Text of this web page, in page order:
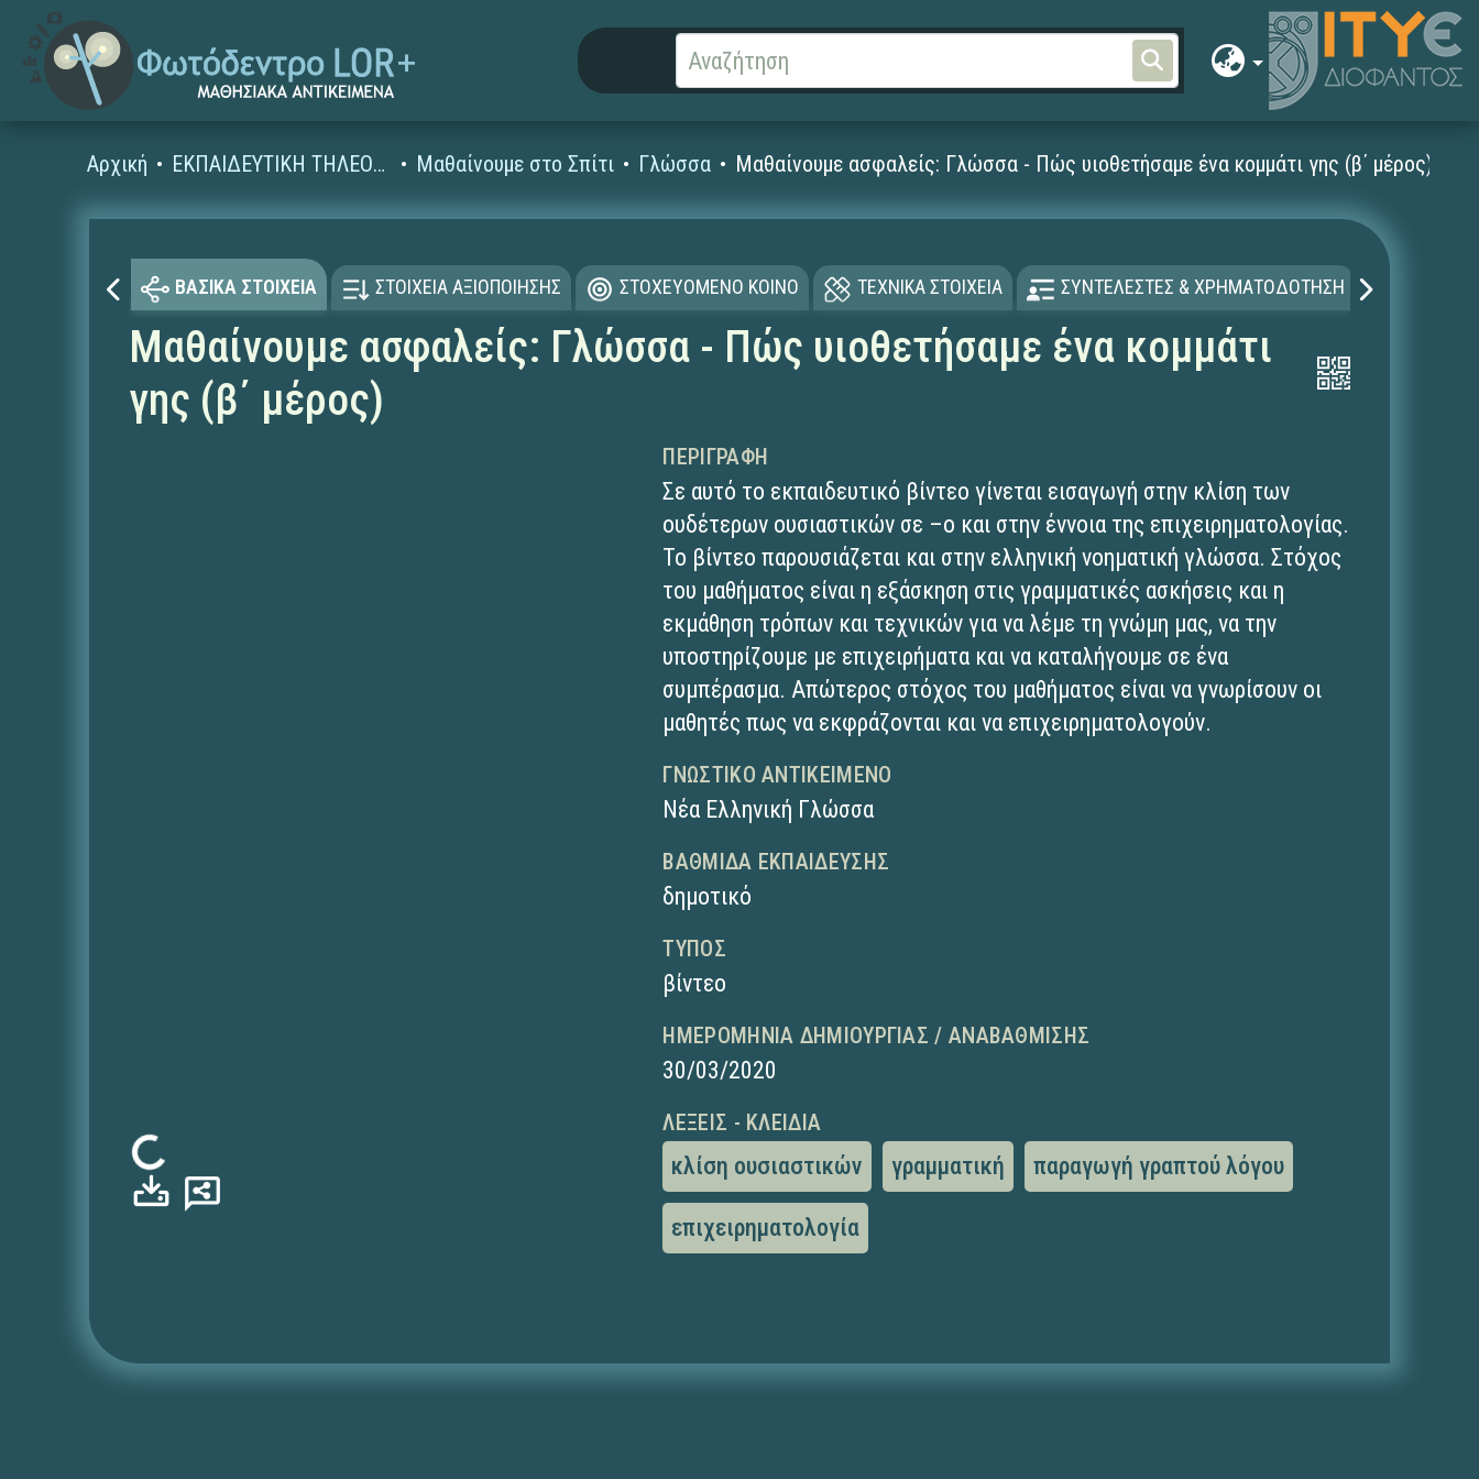
Αρχική ΕΚΠΑΙΔΕΥΤΙΚΗ ΤΗΛΕΟΡΑΣΗ (Ταινίες και βίντεο) Μαθαίνουμε στο Σπίτι Γλώσσα Μαθαίνουμε ασφαλείς: Γλώσσα - Πώς υιοθετήσαμε ένα κομμάτι γης (β΄ μέρος)
ΒΑΣΙΚΑ ΣΤΟΙΧΕΙΑ ΣΤΟΙΧΕΙΑ ΑΞΙΟΠΟΙΗΣΗΣ ΣΤΟΧΕΥΟΜΕΝΟ ΚΟΙΝΟ ΤΕΧΝΙΚΑ ΣΤΟΙΧΕΙΑ ΣΥΝΤΕΛΕΣΤΕΣ & ΧΡΗΜΑΤΟΔΟΤΗΣΗ
Μαθαίνουμε ασφαλείς: Γλώσσα - Πώς υιοθετήσαμε ένα κομμάτι
γης (β΄ μέρος)
Φόρτωση...
ΠΕΡΙΓΡΑΦΉ
Σε αυτό το εκπαιδευτικό βίντεο γίνεται εισαγωγή στην κλίση των
ουδέτερων ουσιαστικών σε –ο και στην έννοια της επιχειρηματολογίας.
Το βίντεο παρουσιάζεται και στην ελληνική νοηματική γλώσσα. Στόχος
του μαθήματος είναι η εξάσκηση στις γραμματικές ασκήσεις και η
εκμάθηση τρόπων και τεχνικών για να λέμε τη γνώμη μας, να την
υποστηρίζουμε με επιχειρήματα και να καταλήγουμε σε ένα
συμπέρασμα. Απώτερος στόχος του μαθήματος είναι να γνωρίσουν οι
μαθητές πως να εκφράζονται και να επιχειρηματολογούν.
ΓΝΩΣΤΙΚΌ ΑΝΤΙΚΕΊΜΕΝΟ
Νέα Ελληνική Γλώσσα
ΒΑΘΜΊΔΑ ΕΚΠΑΊΔΕΥΣΗΣ
δημοτικό
ΤΎΠΟΣ
βίντεο
ΗΜΕΡΟΜΗΝΊΑ ΔΗΜΙΟΥΡΓΊΑΣ / ΑΝΑΒΆΘΜΙΣΗΣ
30/03/2020
ΛΈΞΕΙΣ - ΚΛΕΙΔΙΆ
κλίση ουσιαστικών γραμματική παραγωγή γραπτού λόγου
επιχειρηματολογία